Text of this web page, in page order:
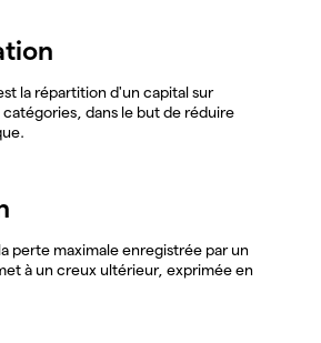
la répartition d'un capital sur
dans le but de réduire
perte maximale enregistrée par un
à un creux ultérieur, exprimée en